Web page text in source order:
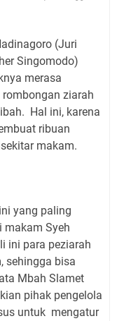
(Juri
Singomodo)
merasa
ziarah
Hal ini, karena
ribuan
makam.
yang paling
makam Syeh
ini para peziarah
sehingga bisa
Mbah Slamet
pihak pengelola
untuk mengatur